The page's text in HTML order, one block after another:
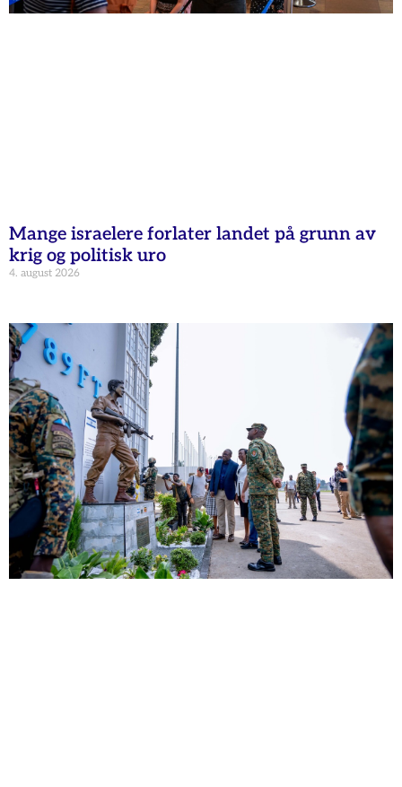
Mange israelere forlater landet på grunn av
krig og politisk uro
4. august 2026